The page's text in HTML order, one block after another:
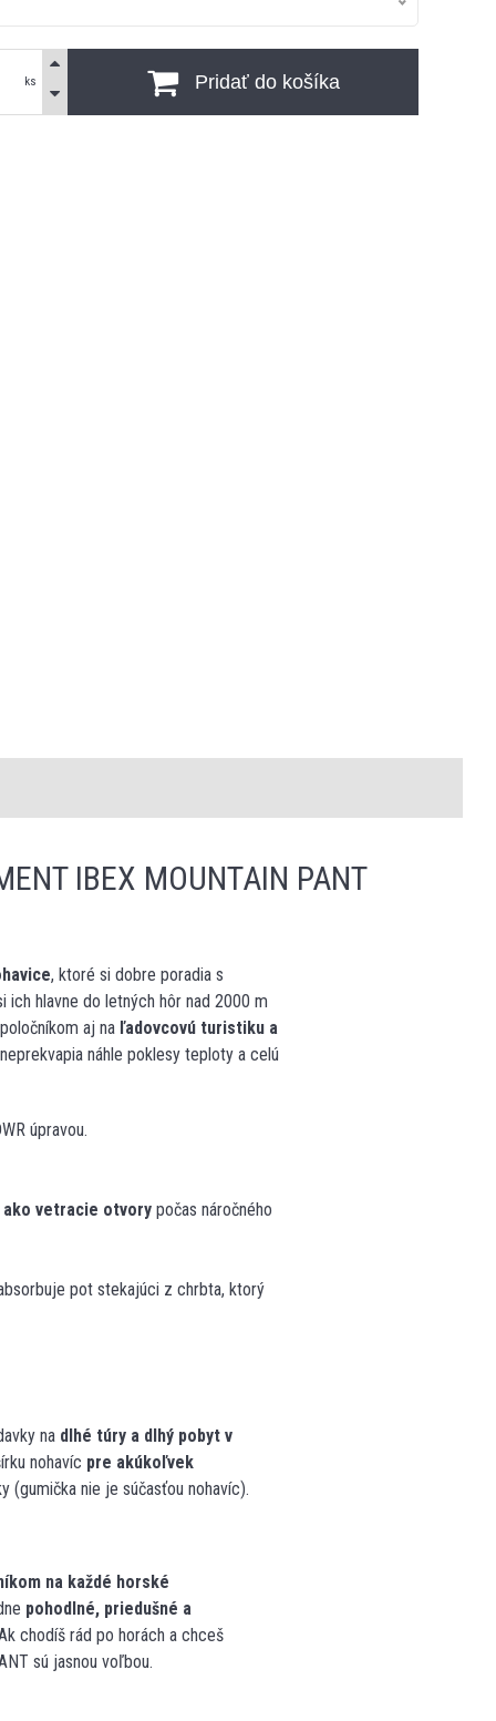
ks Pridať do košíka
IBEX MOUNTAIN PANT
, ktoré si dobre poradia s
hlavne do letných hôr nad 2000 m
aj na ľadovcovú turistiku a
náhle poklesy teploty a celú
úpravou.
ako vetracie otvory počas náročného
pot stekajúci z chrbta, ktorý
na dlhé túry a dlhý pobyt v
nohavíc pre akúkoľvek
(gumička nie je súčasťou nohavíc).
na každé horské
pohodlné, priedušné a
chodíš rád po horách a chceš
sú jasnou voľbou.